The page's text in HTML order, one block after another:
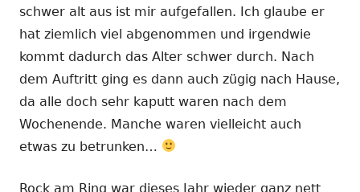
schwer alt aus ist mir aufgefallen. Ich glaube er
hat ziemlich viel abgenommen und irgendwie
kommt dadurch das Alter schwer durch. Nach
dem Auftritt ging es dann auch zügig nach Hause,
da alle doch sehr kaputt waren nach dem
Wochenende. Manche waren vielleicht auch
etwas zu betrunken…
Rock am Ring war dieses Jahr wieder ganz nett